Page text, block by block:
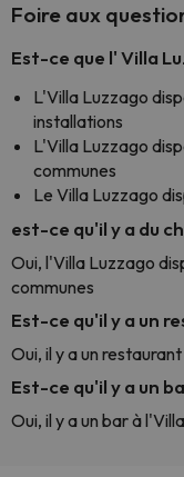
Foire aux
Est-ce que l' Villa
L'Villa Luzzago
installations
L'Villa Luzzago
communes
Le Villa Luzzago
est-ce qu'il y a du
Oui, l'Villa Luzzago
communes
Est-ce qu'il y a un
Oui, il y a un
Est-ce qu'il y a un
Oui, il y a un bar à